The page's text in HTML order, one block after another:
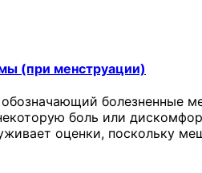
(при менструации)
болезненные
боль или
оценки, поскольку